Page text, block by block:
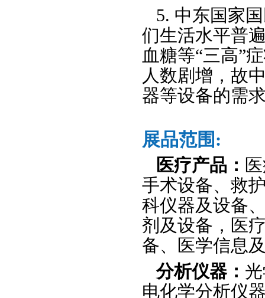
5. 中东国家
们生活水平普
血糖等“三高”
人数剧增，故
器等设备的需
展品范围:
医疗产品：
手术设备、救
科仪器及设备
剂及设备，医
备、医学信息
分析仪器：
电化学分析仪